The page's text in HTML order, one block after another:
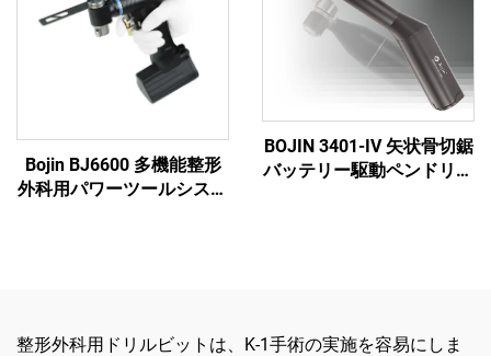
Bojin BJ6600 多機能整形
外科用パワーツールシステ
BOJIN 3401-IV 矢状骨切鋸
バッテリー駆動ペンドリル
整形外科用ドリルビットは、K-1手術の実施を容易にしま